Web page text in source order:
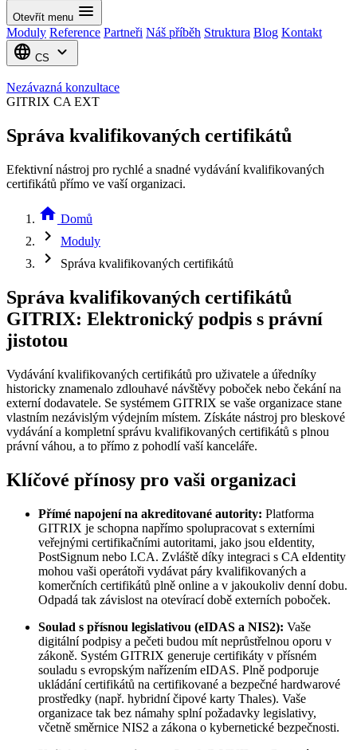
Otevřít menu menu
Moduly Reference Partneři Náš příběh Struktura Blog Kontakt
language CS expand_more
Nezávazná konzultace
GITRIX CA EXT
Správa kvalifikovaných certifikátů
Efektivní nástroj pro rychlé a snadné vydávání kvalifikovaných
certifikátů přímo ve vaší organizaci.
home Domů
chevron_right Moduly
chevron_right Správa kvalifikovaných certifikátů
Správa kvalifikovaných certifikátů
GITRIX: Elektronický podpis s právní
jistotou
Vydávání kvalifikovaných certifikátů pro uživatele a úředníky
historicky znamenalo zdlouhavé návštěvy poboček nebo čekání na
externí dodavatele. Se systémem GITRIX se vaše organizace stane
vlastním nezávislým výdejním místem. Získáte nástroj pro bleskové
vydávání a kompletní správu kvalifikovaných certifikátů s plnou
právní váhou, a to přímo z pohodlí vaší kanceláře.
Klíčové přínosy pro vaši organizaci
Přímé napojení na akreditované autority: Platforma
GITRIX je schopna napřímo spolupracovat s externími
veřejnými certifikačními autoritami, jako jsou eIdentity,
PostSignum nebo I.CA. Zvláště díky integraci s CA eIdentity
mohou vaši operátoři vydávat páry kvalifikovaných a
komerčních certifikátů plně online a v jakoukoliv denní dobu.
Odpadá tak závislost na otevírací době externích poboček.
Soulad s přísnou legislativou (eIDAS a NIS2): Vaše
digitální podpisy a pečeti budou mít neprůstřelnou oporu v
zákoně. Systém GITRIX generuje certifikáty v přísném
souladu s evropským nařízením eIDAS. Plně podporuje
ukládání certifikátů na certifikované a bezpečné hardwarové
prostředky (např. hybridní čipové karty Thales). Vaše
organizace tak bez námahy splní požadavky legislativy,
včetně směrnice NIS2 a zákona o kybernetické bezpečnosti.